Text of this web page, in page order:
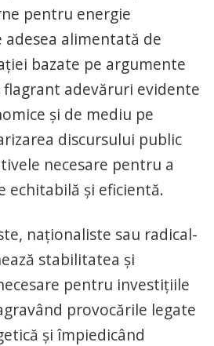
pentru energie
adesea alimentată de
bazate pe argumente
flagrant adevăruri evidente
și de mediu pe
discursului public
necesare pentru a
echitabilă și eficientă.
naționaliste sau radical-
stabilitatea și
pentru investițiile
provocările legate
și împiedicând